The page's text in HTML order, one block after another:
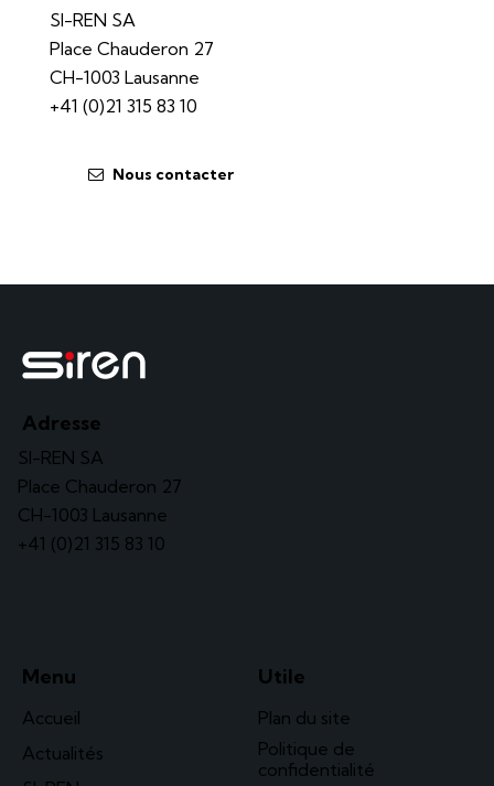
SI-REN SA
Place Chauderon 27
CH-1003 Lausanne
+41 (0)21 315 83 10
Nous contacter
Adresse
SI-REN SA
Place Chauderon 27
CH-1003 Lausanne
+41 (0)21 315 83 10
Menu
Accueil
Actualités
Utile
Plan du site
Politique de
confidentialité